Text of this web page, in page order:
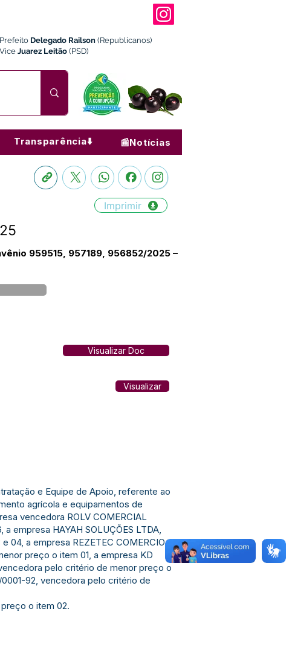
Prefeito Delegado Railson (Republicanos)
Vice Juarez Leitão (PSD)
Transparência⬇️ 📰Notícias
Imprimir
959515, 957189, 956852/2025 –
Visualizar Doc
Visualizar
e Equipe de Apoio, referente ao
agrícola e equipamentos de
vencedora ROLV COMERCIAL
empresa HAYAH SOLUÇÕES LTDA,
04, a empresa REZETEC COMERCIO
preço o item 01, a empresa KD
pelo critério de menor preço o
0001-92, vencedora pelo critério de
o item 02.